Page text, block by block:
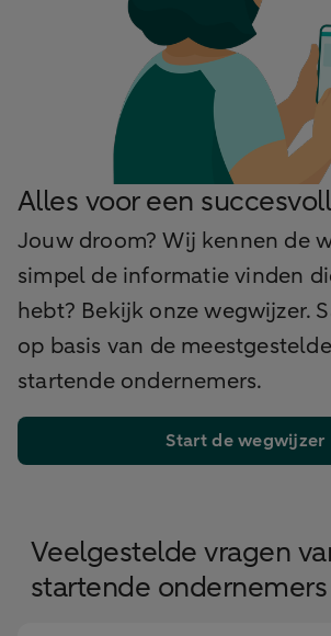
Alles voor een
Jouw droom? Wij kennen de
simpel de informatie vinden
hebt? Bekijk onze wegwijzer.
op basis van de
startende ondernemers.
Start de wegwijzer
Veelgestelde vragen
startende ondernemers